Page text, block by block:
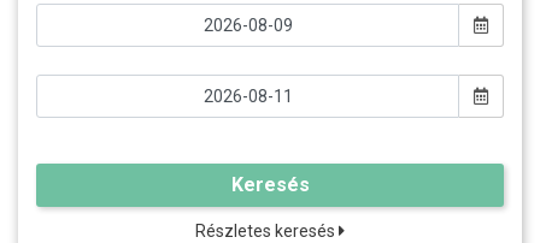
Keresés
Részletes keresés